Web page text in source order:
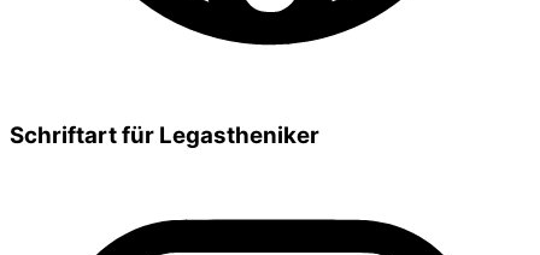
Schriftart für Legastheniker